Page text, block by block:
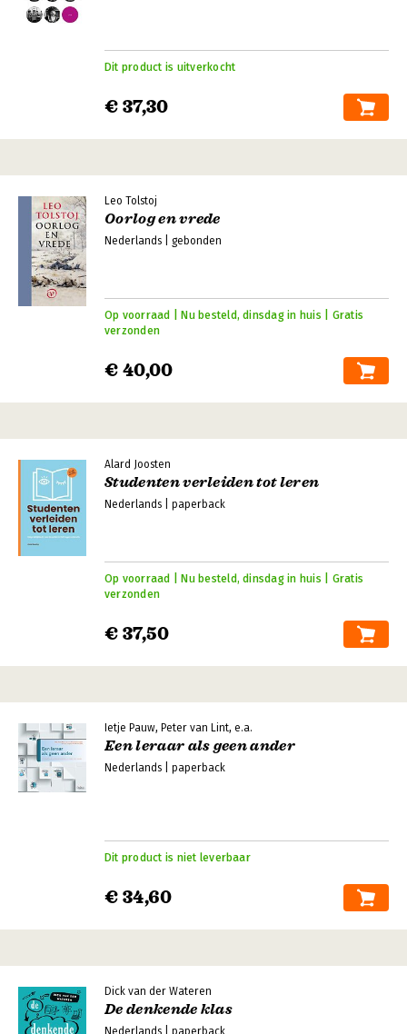
Dit product is uitverkocht
€ 37,30
Leo Tolstoj
Oorlog en vrede
Nederlands | gebonden
Op voorraad | Nu besteld, dinsdag in huis | Gratis
verzonden
€ 40,00
Alard Joosten
Studenten verleiden tot leren
Nederlands | paperback
Op voorraad | Nu besteld, dinsdag in huis | Gratis
verzonden
€ 37,50
Ietje Pauw, Peter van Lint, e.a.
Een leraar als geen ander
Nederlands | paperback
Dit product is niet leverbaar
€ 34,60
Dick van der Wateren
De denkende klas
Nederlands | paperback